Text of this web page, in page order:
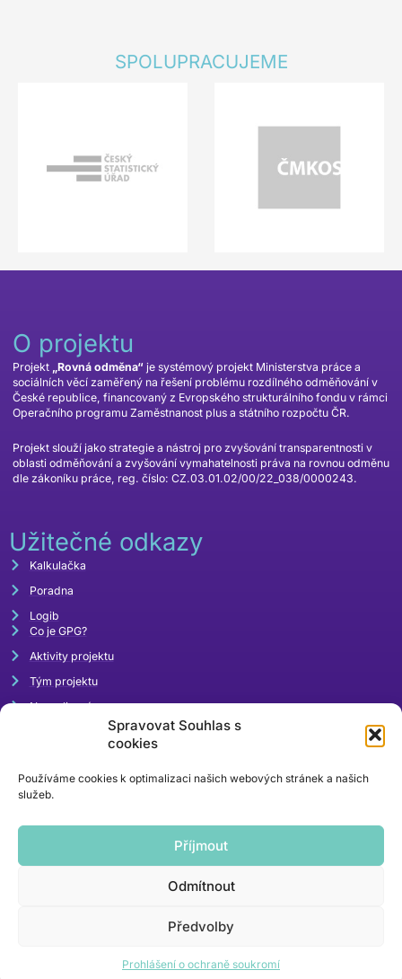
Spravovat Souhlas s
cookies
Používáme cookies k optimalizaci našich webových stránek a našich
služeb.
Příjmout
Odmítnout
Předvolby
Prohlášení o ochraně soukromí
SPOLUPRACUJEME
O projektu
Projekt „Rovná odměna“ je systémový projekt Ministerstva práce a
sociálních věcí zaměřený na řešení problému rozdílného odměňování v
České republice, financovaný z Evropského strukturálního fondu v rámci
Operačního programu Zaměstnanost plus a státního rozpočtu ČR.
Projekt slouží jako strategie a nástroj pro zvyšování transparentnosti v
oblasti odměňování a zvyšování vymahatelnosti práva na rovnou odměnu
dle zákoníku práce, reg. číslo: CZ.03.01.02/00/22_038/0000243.
Užitečné odkazy
Kalkulačka
Poradna
Logib
Co je GPG?
Aktivity projektu
Tým projektu
Napsali o nás
© 2024 | webdesignmi-ma.cz/ kódování